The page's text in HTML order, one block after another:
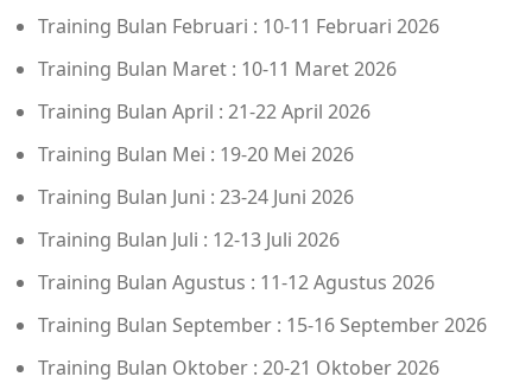
Training Bulan Februari : 10-11 Februari 2026
Training Bulan Maret : 10-11 Maret 2026
Training Bulan April : 21-22 April 2026
Training Bulan Mei : 19-20 Mei 2026
Training Bulan Juni : 23-24 Juni 2026
Training Bulan Juli : 12-13 Juli 2026
Training Bulan Agustus : 11-12 Agustus 2026
Training Bulan September : 15-16 September 2026
Training Bulan Oktober : 20-21 Oktober 2026